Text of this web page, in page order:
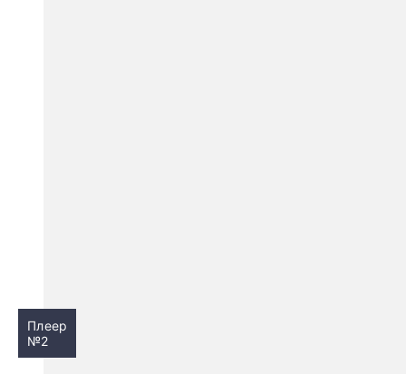
Плеер
№2